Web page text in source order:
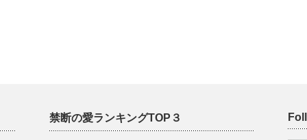
禁断の愛ランキングTOP３